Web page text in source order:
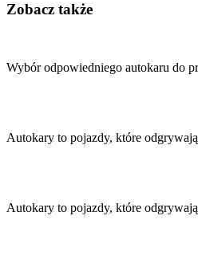
Zobacz także
Wybór odpowiedniego autokaru do
Autokary to pojazdy, które
Autokary to pojazdy, które
wpisu